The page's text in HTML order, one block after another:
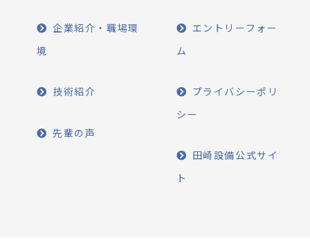
企業紹介・職場環
境
技術紹介
先輩の声
エントリーフォー
ム
プライバシーポリ
シー
田崎設備公式サイ
ト